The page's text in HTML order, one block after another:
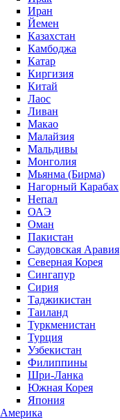
Иран
Йемен
Казахстан
Камбоджа
Катар
Киргизия
Китай
Лаос
Ливан
Макао
Малайзия
Мальдивы
Монголия
Мьянма (Бирма)
Нагорный Карабах
Непал
ОАЭ
Оман
Пакистан
Саудовская Аравия
Северная Корея
Сингапур
Сирия
Таджикистан
Таиланд
Туркменистан
Турция
Узбекистан
Филиппины
Шри-Ланка
Южная Корея
Япония
Америка